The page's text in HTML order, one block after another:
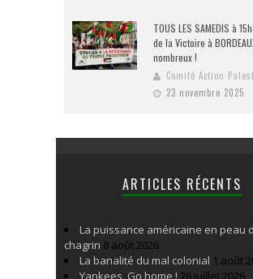
TOUS LES SAMEDIS à
de la Victoire à
nombreux !
Comité Action
23 novembre 2025
ARTICLES RÉCENTS
La puissance américaine en peau
chagrin 8 août 2026
La banalité du mal colonial 1 août
Yankees, Go home ! 26 juillet 2026